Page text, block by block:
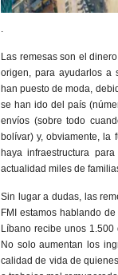
.
Las remesas son el
origen, para ayudarlos a
han puesto de moda,
se han ido del país
envíos (sobre todo
bolívar) y, obviamente, la
haya infraestructura
actualidad miles de
Sin lugar a dudas, las
FMI estamos hablando
Líbano recibe unos
No solo aumentan los
calidad de vida de